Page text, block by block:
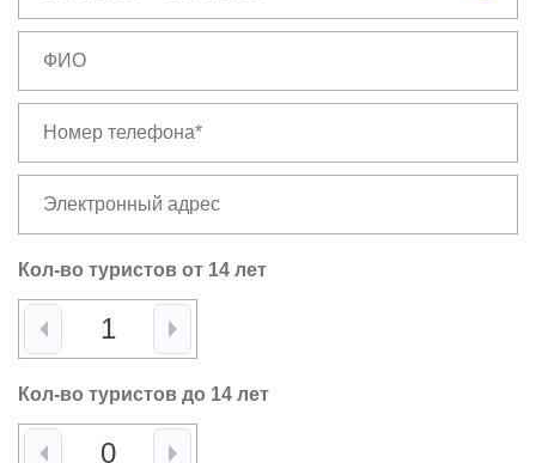
Кол-во туристов от 14 лет
Кол-во туристов до 14 лет